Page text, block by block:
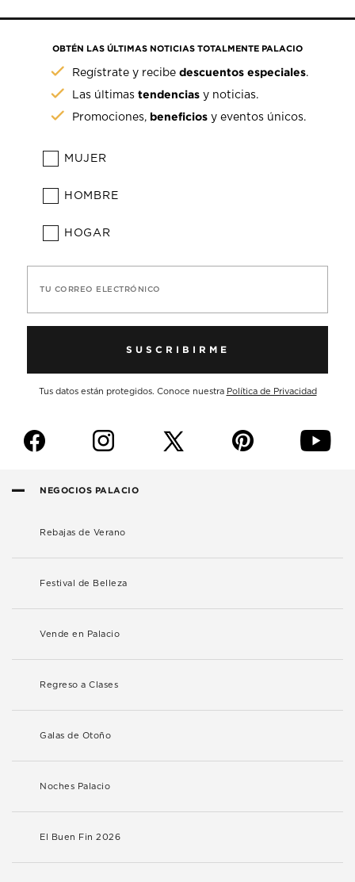
OBTÉN LAS ÚLTIMAS NOTICIAS TOTALMENTE PALACIO
Regístrate y recibedescuentos especiales.
Las últimastendencias y noticias.
Promociones, beneficios y eventos únicos.
MUJER
HOMBRE
HOGAR
TU CORREO ELECTRÓNICO
SUSCRIBIRME
Tus datos están protegidos. Conoce nuestra Política de Privacidad
f i p y
NEGOCIOS PALACIO
Rebajas de Verano
Festival de Belleza
Vende en Palacio
Regreso a Clases
Galas de Otoño
Noches Palacio
El Buen Fin 2026